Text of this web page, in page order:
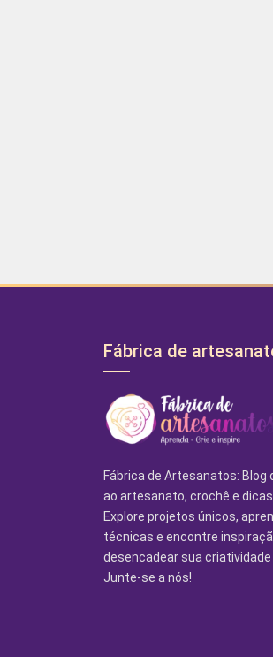
Fábrica de
Fábrica de Artesanatos: Blog
ao artesanato, crochê e
Explore projetos únicos,
técnicas e encontre
desencadear sua
Junte-se a nós!